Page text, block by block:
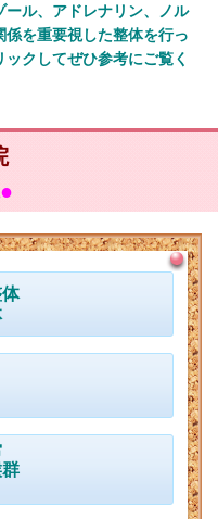
ル、アドレナリン、ノル
を重要視した整体を行っ
クしてぜひ参考にご覧く